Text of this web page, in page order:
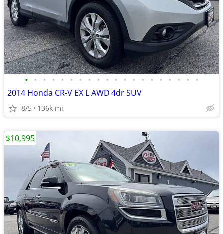
• • • • • • • • • • • • • • • • • • • •
2014 Honda CR-V EX L AWD 4dr SUV
8/5 136k mi
$10,995